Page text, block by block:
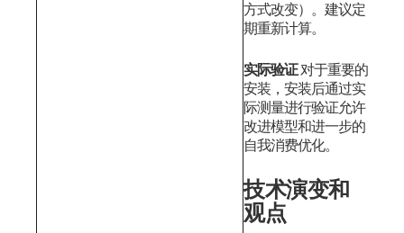
方式改变）。建议定
期重新计算。
实际验证对于重要的
安装，安装后通过实
际测量进行验证允许
改进模型和进一步的
自我消费优化。
技术演变和
观点